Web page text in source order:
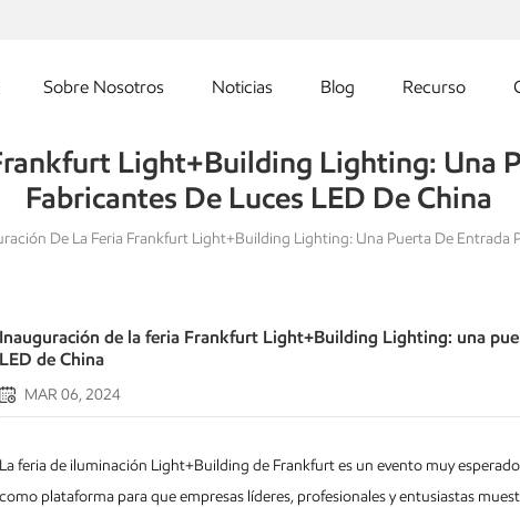
Sobre Nosotros Noticias Blog Recurso
Light+Building Lighting: Una
Fabricantes De Luces LED De China
De La Feria Frankfurt Light+Building Lighting: Una Puerta De Entrada
Inauguración de la feria Frankfurt Light+Building Lighting: una
LED de China
MAR 06, 2024
La feria de iluminación Light+Building de Frankfurt es un evento muy
como plataforma para que empresas líderes, profesionales y entusiastas